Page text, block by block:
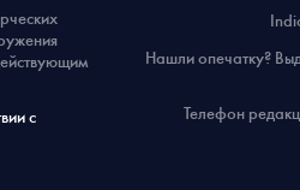
Нашли опечатку?
Телефон
с